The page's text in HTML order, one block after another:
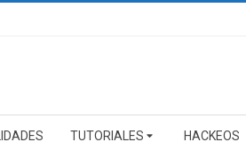
TUTORIALES HACKEOS